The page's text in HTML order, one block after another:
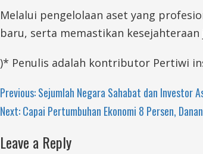
Melalui pengelolaan aset yang
baru, serta memastikan
)* Penulis adalah kontributor Pertiwi
Continue
Reading
Previous:Sejumlah Negara Sahabat dan Investor
Next:Capai Pertumbuhan Ekonomi 8 Persen,
Leave a Reply